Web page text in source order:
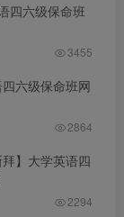
四六级保命班
3455
六级保命班网
2864
】大学英语四
2294